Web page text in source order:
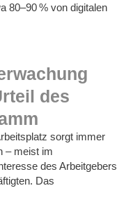
80–90 % von digitalen
des
sorgt immer
– meist im
des Arbeitgebers
Das